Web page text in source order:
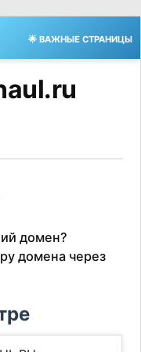
🌟 ВАЖНЫЕ СТРАНИЦЫ
домен?
домена через